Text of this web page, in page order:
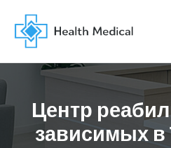
Центр
зависимых в